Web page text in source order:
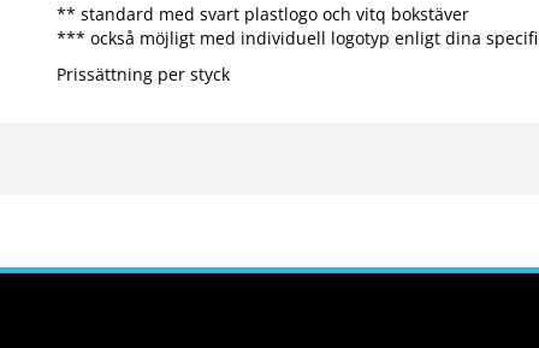
** standard med svart plastlogo och vitq bokstäver
*** också möjligt med individuell logotyp enligt dina
Prissättning per styck